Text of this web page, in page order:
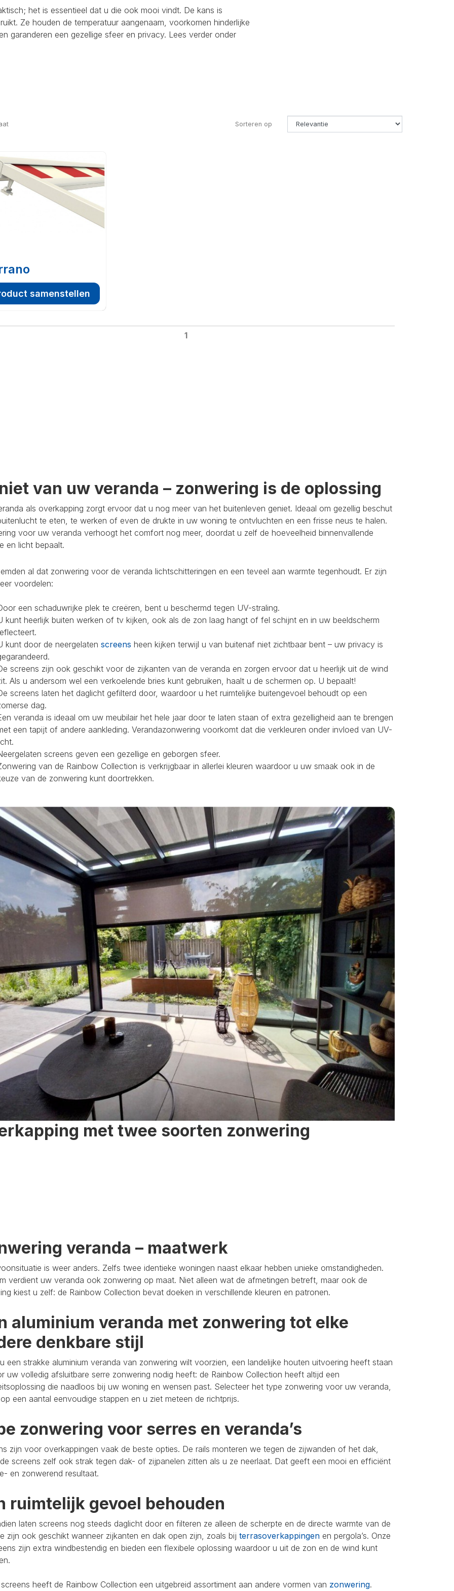
het is essentieel dat u die ook mooi vindt. De kans is
Ze houden de temperatuur aangenaam, voorkomen hinderlijke
garanderen een gezellige sfeer en privacy. Lees verder onder
Sorteren op
samenstellen
1
van uw veranda – zonwering is de oplossing
als overkapping zorgt ervoor dat u nog meer van het buitenleven geniet. Ideaal om gezellig beschut
te eten, te werken of even de drukte in uw woning te ontvluchten en een frisse neus te halen.
voor uw veranda verhoogt het comfort nog meer, doordat u zelf de hoeveelheid binnenvallende
en licht bepaalt.
al dat zonwering voor de veranda lichtschitteringen en een teveel aan warmte tegenhoudt. Er zijn
voordelen:
een schaduwrijke plek te creëren, bent u beschermd tegen UV-straling.
kunt heerlijk buiten werken of tv kijken, ook als de zon laag hangt of fel schijnt en in uw beeldscherm
kunt door de neergelaten screens heen kijken terwijl u van buitenaf niet zichtbaar bent – uw privacy is
screens zijn ook geschikt voor de zijkanten van de veranda en zorgen ervoor dat u heerlijk uit de wind
Als u andersom wel een verkoelende bries kunt gebruiken, haalt u de schermen op. U bepaalt!
screens laten het daglicht gefilterd door, waardoor u het ruimtelijke buitengevoel behoudt op een
dag.
veranda is ideaal om uw meubilair het hele jaar door te laten staan of extra gezelligheid aan te brengen
een tapijt of andere aankleding. Verandazonwering voorkomt dat die verkleuren onder invloed van UV-
screens geven een gezellige en geborgen sfeer.
van de Rainbow Collection is verkrijgbaar in allerlei kleuren waardoor u uw smaak ook in de
van de zonwering kunt doortrekken.
met twee soorten zonwering
veranda – maatwerk
is weer anders. Zelfs twee identieke woningen naast elkaar hebben unieke omstandigheden.
verdient uw veranda ook zonwering op maat. Niet alleen wat de afmetingen betreft, maar ook de
kiest u zelf: de Rainbow Collection bevat doeken in verschillende kleuren en patronen.
aluminium veranda met zonwering tot elke
denkbare stijl
een strakke aluminium veranda van zonwering wilt voorzien, een landelijke houten uitvoering heeft staan
uw volledig afsluitbare serre zonwering nodig heeft: de Rainbow Collection heeft altijd een
die naadloos bij uw woning en wensen past. Selecteer het type zonwering voor uw veranda,
een aantal eenvoudige stappen en u ziet meteen de richtprijs.
zonwering voor serres en veranda’s
zijn voor overkappingen vaak de beste opties. De rails monteren we tegen de zijwanden of het dak,
screens zelf ook strak tegen dak- of zijpanelen zitten als u ze neerlaat. Dat geeft een mooi en efficiënt
en zonwerend resultaat.
ruimtelijk gevoel behouden
laten screens nog steeds daglicht door en filteren ze alleen de scherpte en de directe warmte van de
zijn ook geschikt wanneer zijkanten en dak open zijn, zoals bij terrasoverkappingen en pergola’s. Onze
zijn extra windbestendig en bieden een flexibele oplossing waardoor u uit de zon en de wind kunt
heeft de Rainbow Collection een uitgebreid assortiment aan andere vormen van zonwering.